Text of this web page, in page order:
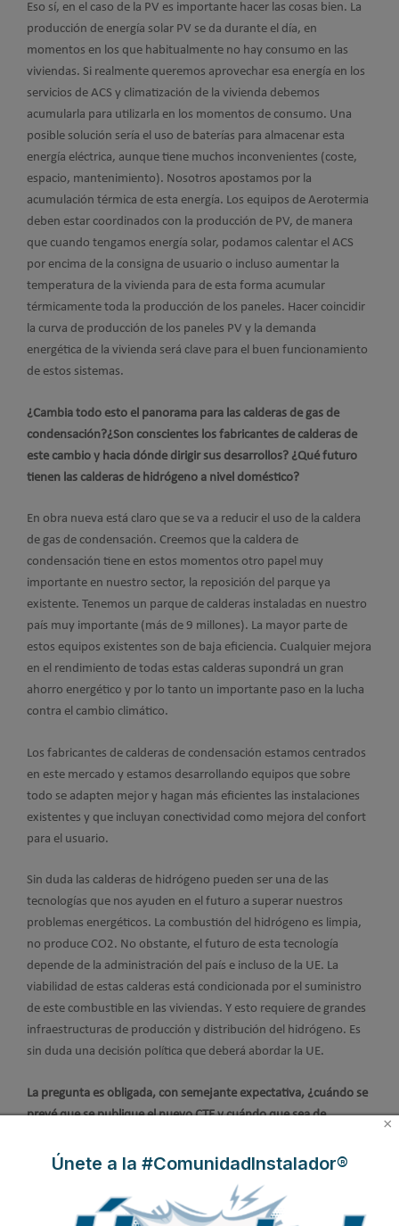
Eso sí, en el caso de la PV es importante hacer las cosas bien. La
producción de energía solar PV se da durante el día, en
momentos en los que habitualmente no hay consumo en las
viviendas. Si realmente queremos aprovechar esa energía en los
servicios de ACS y climatización de la vivienda debemos
acumularla para utilizarla en los momentos de consumo. Una
posible solución sería el uso de baterías para almacenar esta
energía eléctrica, aunque tiene muchos inconvenientes (coste,
espacio, mantenimiento). Nosotros apostamos por la
acumulación térmica de esta energía. Los equipos de Aerotermia
deben estar coordinados con la producción de PV, de manera
que cuando tengamos energía solar, podamos calentar el ACS
por encima de la consigna de usuario o incluso aumentar la
temperatura de la vivienda para de esta forma acumular
térmicamente toda la producción de los paneles. Hacer coincidir
la curva de producción de los paneles PV y la demanda
energética de la vivienda será clave para el buen funcionamiento
de estos sistemas.
¿Cambia todo esto el panorama para las calderas de gas de
condensación?¿Son conscientes los fabricantes de calderas de
este cambio y hacia dónde dirigir sus desarrollos? ¿Qué futuro
tienen las calderas de hidrógeno a nivel doméstico?
En obra nueva está claro que se va a reducir el uso de la caldera
de gas de condensación. Creemos que la caldera de
condensación tiene en estos momentos otro papel muy
importante en nuestro sector, la reposición del parque ya
existente. Tenemos un parque de calderas instaladas en nuestro
país muy importante (más de 9 millones). La mayor parte de
estos equipos existentes son de baja eficiencia. Cualquier mejora
en el rendimiento de todas estas calderas supondrá un gran
ahorro energético y por lo tanto un importante paso en la lucha
contra el cambio climático.
Los fabricantes de calderas de condensación estamos centrados
en este mercado y estamos desarrollando equipos que sobre
todo se adapten mejor y hagan más eficientes las instalaciones
existentes y que incluyan conectividad como mejora del confort
para el usuario.
Sin duda las calderas de hidrógeno pueden ser una de las
tecnologías que nos ayuden en el futuro a superar nuestros
problemas energéticos. La combustión del hidrógeno es limpia,
no produce CO2. No obstante, el futuro de esta tecnología
depende de la administración del país e incluso de la UE. La
viabilidad de estas calderas está condicionada por el suministro
de este combustible en las viviendas. Y esto requiere de grandes
infraestructuras de producción y distribución del hidrógeno. Es
sin duda una decisión política que deberá abordar la UE.
La pregunta es obligada, con semejante expectativa, ¿cuándo se
prevé que se publique el nuevo CTE y cuándo que sea de
se le escapa que depende en gran medida de cuándo se forme el
nuevo Gobierno.
×
Únete a la #ComunidadInstalador®